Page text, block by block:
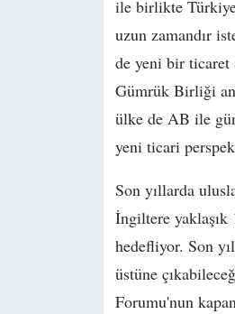
ile birlikte Türkiye
uzun zamandır
de yeni bir ticaret
Gümrük Birliği
ülke de AB ile
yeni ticari
Son yıllarda
İngiltere
hedefliyor. Son
üstüne
Forumu'nun